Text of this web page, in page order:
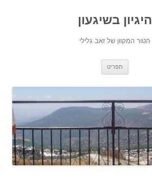
היגיון בשיגעון
הטור המקוון של זאב גלילי
תפריט